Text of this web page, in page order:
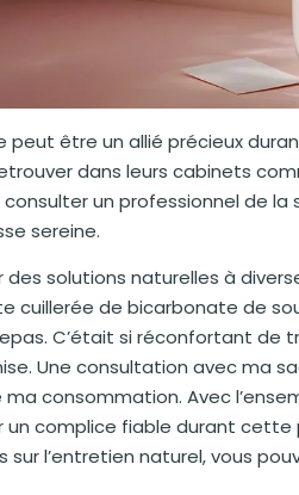
peut être un allié précieux
dans leurs cabinets
un professionnel de
sereine.
solutions naturelles à
cuillerée de bicarbonate de
C’était si réconfortant
Une consultation avec ma
ma consommation. Avec
complice fiable durant cette
l’entretien naturel, vous